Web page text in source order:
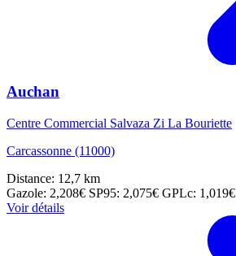
Auchan
Centre Commercial Salvaza Zi La Bouriette
Carcassonne (11000)
Distance: 12,7 km
Gazole: 2,208€ SP95: 2,075€ GPLc: 1,019€
Voir détails